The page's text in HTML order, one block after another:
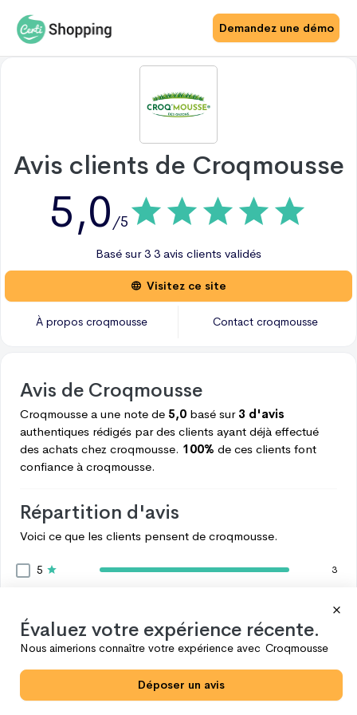
Demandez une démo
Avis clients de Croqmousse
5,0 /5
Basé sur3 3 avis clients validés
Visitez ce site
À propos croqmousse Contact croqmousse
Avis de Croqmousse
Croqmousse a une note de 5,0 basé sur 3 d'avis
authentiques rédigés par des clients ayant déjà effectué
des achats chez croqmousse. 100% de ces clients font
confiance à croqmousse.
Répartition d'avis
Voici ce que les clients pensent de croqmousse.
5 3
0
Voir plus
Évaluez votre expérience récente.
Nous aimerions connaître votre expérience avec Croqmousse
Déposer un avis